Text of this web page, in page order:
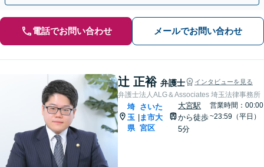
電話でお問い合わせ メールでお問い合わせ
辻 正裕 弁護士 インタビューを見る
弁護士法人ALG＆Associates 埼玉法律事務所
埼
玉
県
さいた
ま市大
宮区
大宮駅
から徒歩
5分
営業時間：00:00
~23:59（平日）